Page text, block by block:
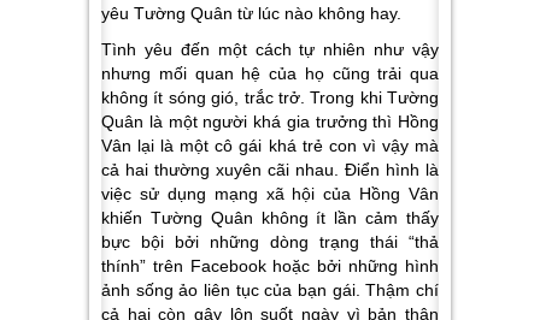
yêu Tường Quân từ lúc nào không hay.
Tình yêu đến một cách tự nhiên như vậy
nhưng mối quan hệ của họ cũng trải qua
không ít sóng gió, trắc trở. Trong khi Tường
Quân là một người khá gia trưởng thì Hồng
Vân lại là một cô gái khá trẻ con vì vậy mà
cả hai thường xuyên cãi nhau. Điển hình là
việc sử dụng mạng xã hội của Hồng Vân
khiến Tường Quân không ít lần cảm thấy
bực bội bởi những dòng trạng thái “thả
thính” trên Facebook hoặc bởi những hình
ảnh sống ảo liên tục của bạn gái. Thậm chí
cả hai còn gây lộn suốt ngày vì bản thân